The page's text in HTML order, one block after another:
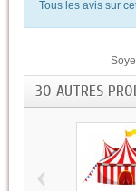
Tous les avis sur
30 AUTRES
‹